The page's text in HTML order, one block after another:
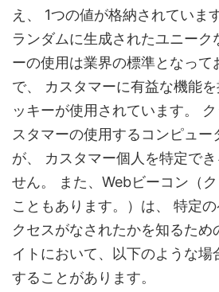
え、 1つの値が格納されていま
ランダムに生成されたユニーク
ーの使用は業界の標準となって
で、 カスタマーに有益な機能
ッキーが使用されています。
スタマーの使用するコンピュー
が、 カスタマー個人を特定で
せん。 また、Webビーコン（
こともあります。）は、 特定
クセスがなされたかを知るため
イトにおいて、以下のような場
することがあります。